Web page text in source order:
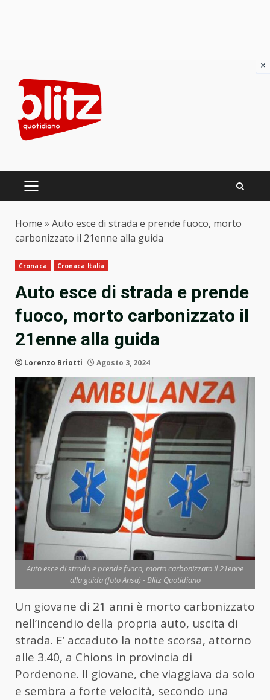
content
PRIMARY
Home » Auto esce di strada e prende fuoco, morto
carbonizzato il 21enne alla guida
Cronaca Cronaca Italia
Auto esce di strada e prende
fuoco, morto carbonizzato il
21enne alla guida
Lorenzo Briotti Agosto 3, 2024
Auto esce di strada e prende fuoco, morto carbonizzato il 21enne
alla guida (foto Ansa) - Blitz Quotidiano
Un giovane di 21 anni è morto carbonizzato
nell’incendio della propria auto, uscita di
strada. E’ accaduto la notte scorsa, attorno
alle 3.40, a Chions in provincia di
Pordenone. Il giovane, che viaggiava da solo
e sembra a forte velocità, secondo una
×